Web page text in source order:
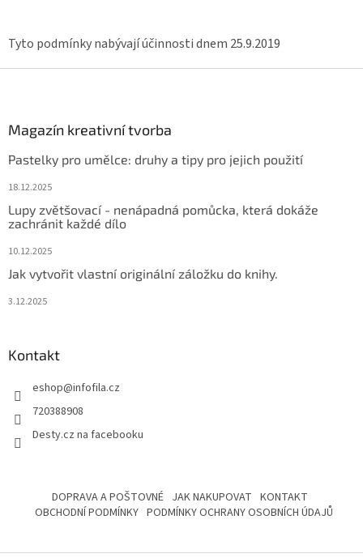
Tyto podmínky nabývají účinnosti dnem 25.9.2019
Magazín kreativní tvorba
Pastelky pro umělce: druhy a tipy pro jejich použití
18.12.2025
Lupy zvětšovací - nenápadná pomůcka, která dokáže
zachránit každé dílo
10.12.2025
Jak vytvořit vlastní originální záložku do knihy.
3.12.2025
Kontakt
eshop@infofila.cz
720388908
Desty.cz na facebooku
DOPRAVA A POŠTOVNÉ JAK NAKUPOVAT KONTAKT
OBCHODNÍ PODMÍNKY PODMÍNKY OCHRANY OSOBNÍCH ÚDAJŮ